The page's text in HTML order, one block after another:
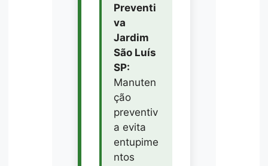
Preventi
va
Jardim
São Luís
SP:
Manuten
ção
preventiv
a evita
entupime
ntos